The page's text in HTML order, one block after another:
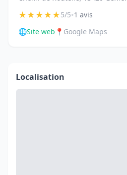
★★★★★5/5•1 avis
🌐Site web 📍 Google Maps
Localisation